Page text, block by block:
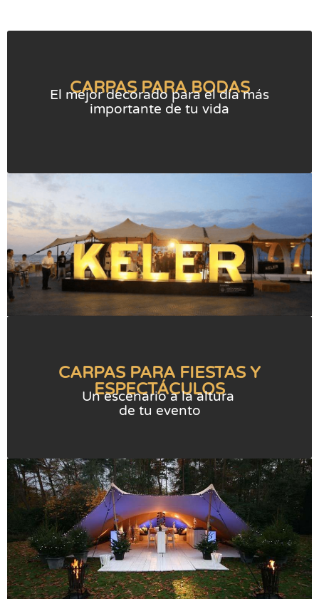
CARPAS PARA BODAS
El mejor decorado para el día más
importante de tu vida
CARPAS PARA FIESTAS Y
ESPECTÁCULOS
Un escenario a la altura
de tu evento